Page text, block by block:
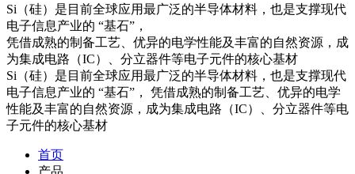
Si（硅）是目前全球应用最广泛的半导体材料，也是支撑现代
电子信息产业的 “基石”，
凭借成熟的制备工艺、优异的电学性能及丰富的自然资源，成
为集成电路（IC）、分立器件等电子元件的核心基材
Si（硅）是目前全球应用最广泛的半导体材料，也是支撑现代
电子信息产业的 “基石”， 凭借成熟的制备工艺、优异的电学
性能及丰富的自然资源，成为集成电路（IC）、分立器件等电
子元件的核心基材
首页
产品